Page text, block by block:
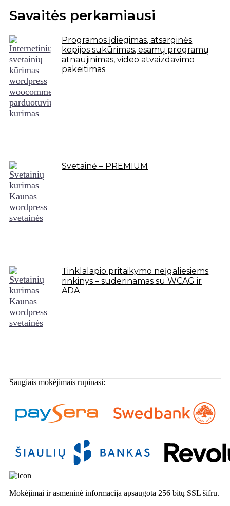
Savaitės perkamiausi
Programos įdiegimas, atsarginės
kopijos sukūrimas, esamų programų
atnaujinimas, video atvaizdavimo
pakeitimas
Svetainė – PREMIUM
Tinklalapio pritaikymo neįgaliesiems
rinkinys – suderinamas su WCAG ir
ADA
Saugiais mokėjimais rūpinasi:
Mokėjimai ir asmeninė informacija apsaugota 256 bitų SSL šifru.